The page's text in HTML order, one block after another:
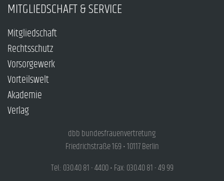
MITGLIEDSCHAFT & SERVICE
Mitgliedschaft
Rechtsschutz
Vorsorgewerk
Vorteilswelt
Akademie
Verlag
dbb bundesfrauenvertretung
Friedrichstraße 169 • 10117 Berlin
Tel.: 030.40 81 - 4400 • Fax: 030.40 81 - 49 99